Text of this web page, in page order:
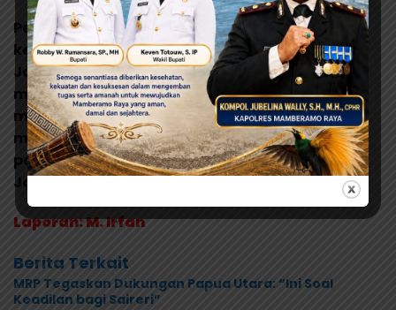
Pelantikan itu menjadi penanda dimulainya
kepemimpinan baru Partai Golkar Kabupaten
Jayapura yang diharapkan mampu
memperkuat konsolidasi organisasi,
meningkatkan peran politik partai di tengah
masyarakat, serta mendukung percepatan
pembangunan daerah menuju Kabupaten
Jayapura yang lebih maju dan sejahtera.
Laporan: M. Irfan
Berita Terkait
MRP Tegaskan Dukungan Papua Utara: “Ini Soal
Keadilan bagi Saireri”